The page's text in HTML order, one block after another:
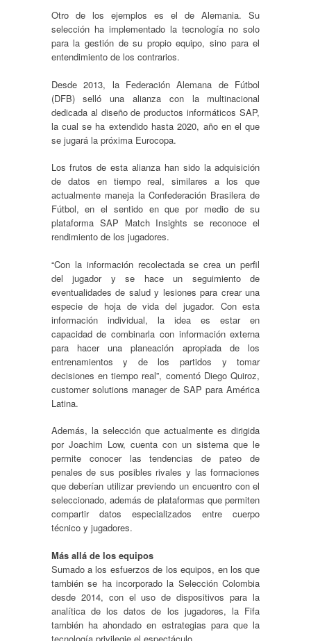
Otro de los ejemplos es el de Alemania. Su
selección ha implementado la tecnología no solo
para la gestión de su propio equipo, sino para el
entendimiento de los contrarios.
Desde 2013, la Federación Alemana de Fútbol
(DFB) selló una alianza con la multinacional
dedicada al diseño de productos informáticos SAP,
la cual se ha extendido hasta 2020, año en el que
se jugará la próxima Eurocopa.
Los frutos de esta alianza han sido la adquisición
de datos en tiempo real, similares a los que
actualmente maneja la Confederación Brasilera de
Fútbol, en el sentido en que por medio de su
plataforma SAP Match Insights se reconoce el
rendimiento de los jugadores.
“Con la información recolectada se crea un perfil
del jugador y se hace un seguimiento de
eventualidades de salud y lesiones para crear una
especie de hoja de vida del jugador. Con esta
información individual, la idea es estar en
capacidad de combinarla con información externa
para hacer una planeación apropiada de los
entrenamientos y de los partidos y tomar
decisiones en tiempo real”, comentó Diego Quiroz,
customer solutions manager de SAP para América
Latina.
Además, la selección que actualmente es dirigida
por Joachim Low, cuenta con un sistema que le
permite conocer las tendencias de pateo de
penales de sus posibles rivales y las formaciones
que deberían utilizar previendo un encuentro con el
seleccionado, además de plataformas que permiten
compartir datos especializados entre cuerpo
técnico y jugadores.
Más allá de los equipos
Sumado a los esfuerzos de los equipos, en los que
también se ha incorporado la Selección Colombia
desde 2014, con el uso de dispositivos para la
analítica de los datos de los jugadores, la Fifa
también ha ahondado en estrategias para que la
tecnología privilegie el espectáculo.